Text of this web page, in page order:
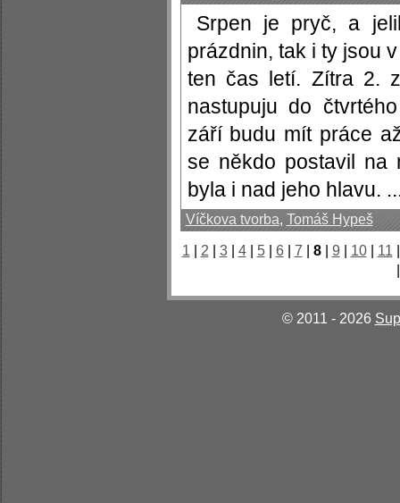
Srpen je pryč, a
prázdnin, tak i ty jsou
ten čas letí. Zítra 2.
nastupuju do
září budu mít práce
se někdo postavil na
byla i nad jeho hlavu.
Víčkova tvorba, Tomáš Hypeš
1 2 3| 4| 5| 6| 7 8| 9 10| 11
© 2011 - 2026